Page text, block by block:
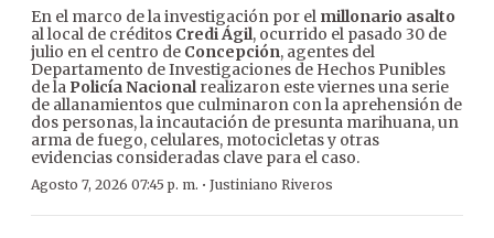
En el marco de la investigación por el millonario asalto
al local de créditos Credi Ágil, ocurrido el pasado 30 de
julio en el centro de Concepción, agentes del
Departamento de Investigaciones de Hechos Punibles
de la Policía Nacionalrealizaron este viernes una serie
de allanamientos que culminaron con la aprehensión de
dos personas, la incautación de presunta marihuana, un
arma de fuego, celulares, motocicletas y otras
evidencias consideradas clave para el caso.
Agosto 7, 2026 07:45 p. m. · Justiniano Riveros